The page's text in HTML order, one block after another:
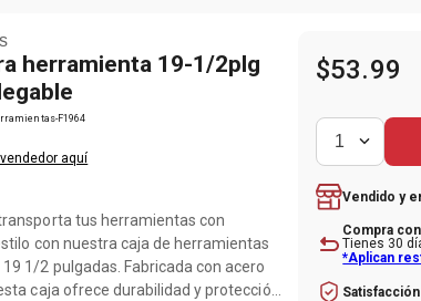
herramienta 19-1/2plg
F1964
aquí
tus herramientas con
con nuestra caja de herramientas
1/2 pulgadas. Fabricada con acero
caja ofrece durabilidad y protección
$53.99
1
Vendido y
Compra
Tienes 30
*Aplican